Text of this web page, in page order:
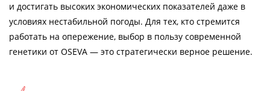
и достигать высоких экономических показателей даже в
условиях нестабильной погоды. Для тех, кто стремится
работать на опережение, выбор в пользу современной
генетики от OSEVA — это стратегически верное решение.